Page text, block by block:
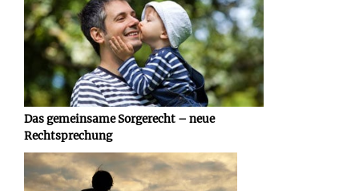
Das gemeinsame Sorgerecht – neue
Rechtsprechung